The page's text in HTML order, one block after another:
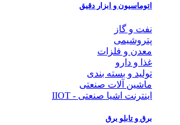
اتوماسیون و ابزار دقیق
نفت و گاز
پتروشیمی
معدن و فلزات
غذا و دارو
تولید و بسته بندی
ماشین آلات صنعتی
اینترنت اشیا صنعتی - IIOT
برق و تابلو برق